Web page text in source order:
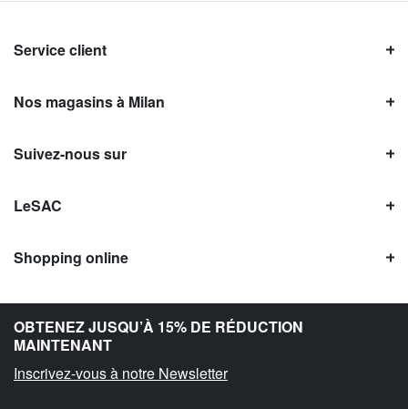
OBTENEZ JUSQU’À 15% DE RÉDUCTION
MAINTENANT
Inscrivez-vous à notre Newsletter
Service client
Nos magasins à Milan
Suivez-nous sur
LeSAC
Shopping online
Avis LeSAC
Copyright © Le SAC s.r.l. | PI 10954380159 |